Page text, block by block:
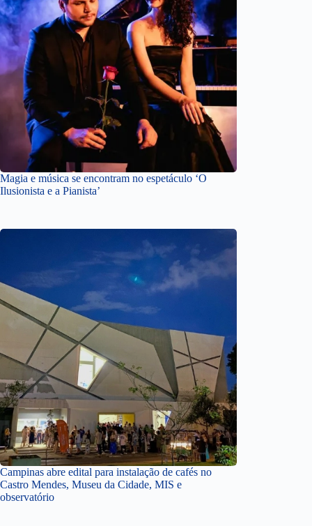
Magia e música se encontram no espetáculo ‘O
Ilusionista e a Pianista’
Campinas abre edital para instalação de cafés no
Castro Mendes, Museu da Cidade, MIS e
observatório